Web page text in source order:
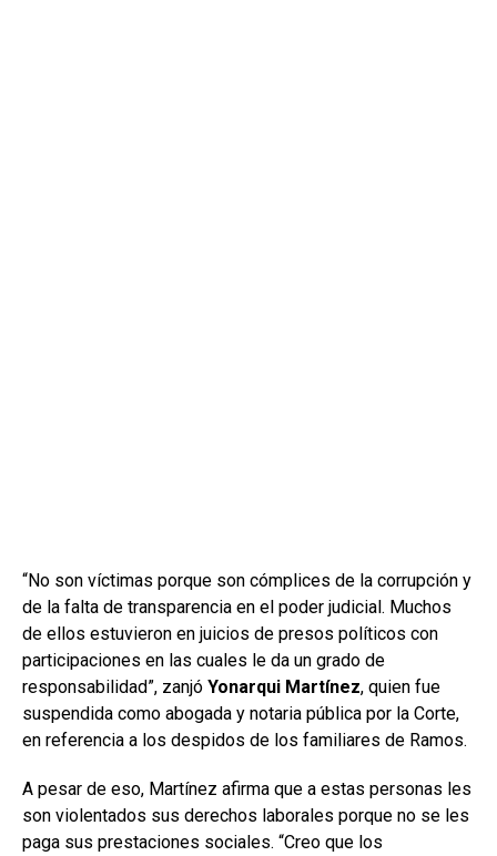
“No son víctimas porque son cómplices de la corrupción y
de la falta de transparencia en el poder judicial. Muchos
de ellos estuvieron en juicios de presos políticos con
participaciones en las cuales le da un grado de
responsabilidad”, zanjó Yonarqui Martínez, quien fue
suspendida como abogada y notaria pública por la Corte,
en referencia a los despidos de los familiares de Ramos.
A pesar de eso, Martínez afirma que a estas personas les
son violentados sus derechos laborales porque no se les
paga sus prestaciones sociales. “Creo que los